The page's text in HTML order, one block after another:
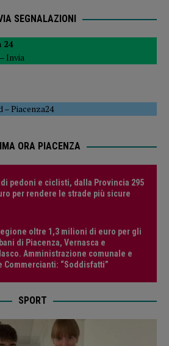
SEGNALAZIONI
24
Invia
–Piacenza24
ORA PIACENZA
pedoni e ciclisti, dalla Provincia 295
per rendere le strade più sicure
oltre 1,3 milioni di euro per gli
di Piacenza, Vernasca e
Amministrazione comunale e
Commercianti: “Soddisfatti”
SPORT